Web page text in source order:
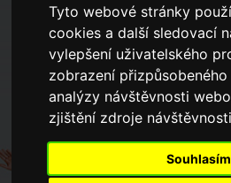
Tyto webové stránky
cookies a další sledovací
vylepšení uživatelského
zobrazení
analýzy návštěvnosti
zjištění zdroje
Souhlasím
Spádové
Koncepce
Dny otevřených